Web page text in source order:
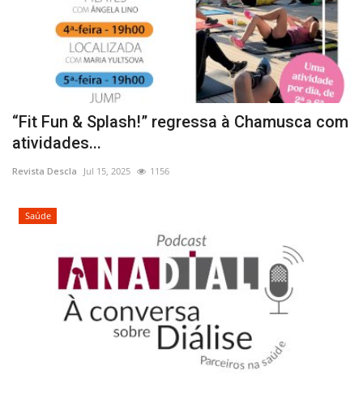
“Fit Fun & Splash!” regressa à Chamusca com
atividades...
Revista Descla Jul 15, 2025 1156
Saúde